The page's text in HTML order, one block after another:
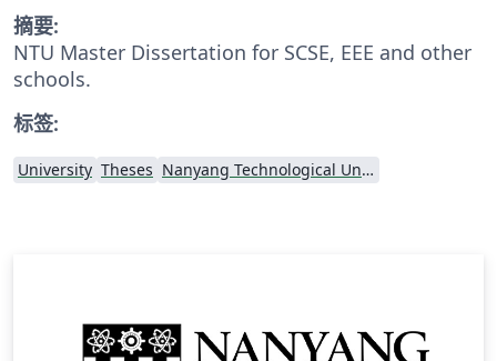
摘要:
NTU Master Dissertation for SCSE, EEE and other
schools.
标签:
University Theses Nanyang Technological University